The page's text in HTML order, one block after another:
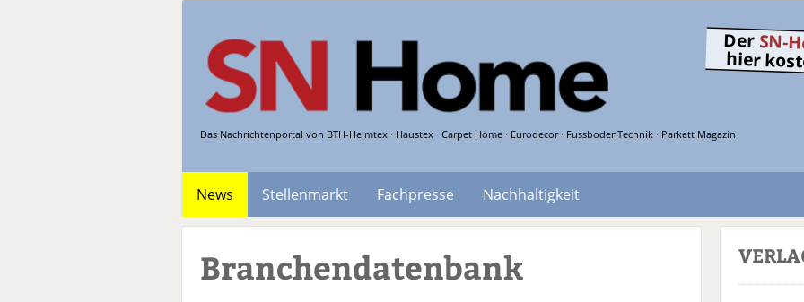
Das Nachrichtenportal von BTH-Heimtex · Haustex · Carpet Home · Eurodecor · FussbodenTechnik · Parkett Magazin
Der SN-
hier
News Stellenmarkt Fachpresse
Nachhaltigkeit
Branchendatenbank